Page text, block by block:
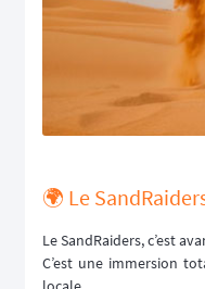
🌍 Le
Le SandRaiders, c’est
C’est une immersion